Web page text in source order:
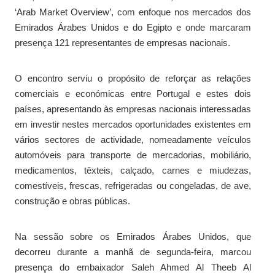
‘Arab Market Overview’, com enfoque nos mercados dos
Emirados Árabes Unidos e do Egipto e onde marcaram
presença 121 representantes de empresas nacionais.
O encontro serviu o propósito de reforçar as relações
comerciais e económicas entre Portugal e estes dois
países, apresentando às empresas nacionais interessadas
em investir nestes mercados oportunidades existentes em
vários sectores de actividade, nomeadamente veículos
automóveis para transporte de mercadorias, mobiliário,
medicamentos, têxteis, calçado, carnes e miudezas,
comestíveis, frescas, refrigeradas ou congeladas, de ave,
construção e obras públicas.
Na sessão sobre os Emirados Árabes Unidos, que
decorreu durante a manhã de segunda-feira, marcou
presença do embaixador Saleh Ahmed Al Theeb Al